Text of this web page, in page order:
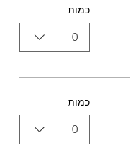
כמות
0
כמות
0